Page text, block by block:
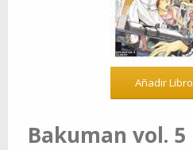
Añadir Libro
Bakuman vol. 5